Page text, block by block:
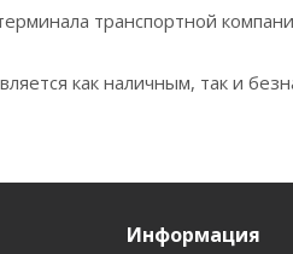
транспортной
как наличным, так и
Информация